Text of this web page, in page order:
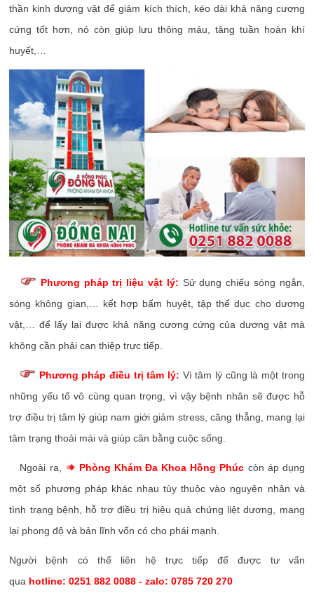
thần kinh dương vật để giảm kích thích, kéo dài khả năng cương
cứng tốt hơn, nó còn giúp lưu thông máu, tăng tuần hoàn khí
huyết,…
Phương pháp trị liệu vật lý: Sử dụng chiếu sóng ngắn,
sóng không gian,… kết hợp bấm huyệt, tập thể dục cho dương
vật,… để lấy lại được khả năng cương cứng của dương vật mà
không cần phải can thiệp trực tiếp.
Phương pháp điều trị tâm lý: Vì tâm lý cũng là một trong
những yếu tố vô cùng quan trọng, vì vậy bệnh nhân sẽ được hỗ
trợ điều trị tâm lý giúp nam giới giảm stress, căng thẳng, mang lại
tâm trạng thoải mái và giúp cân bằng cuộc sống.
Ngoài ra, Phòng Khám Đa Khoa Hồng Phúc còn áp dụng
một số phương pháp khác nhau tùy thuộc vào nguyên nhân và
tình trạng bệnh, hỗ trợ điều trị hiệu quả chứng liệt dương, mang
lại phong độ và bản lĩnh vốn có cho phái mạnh.
Người bệnh có thể liên hệ trực tiếp để được tư vấn
qua hotline:0251 882 0088 - zalo:0785 720 270